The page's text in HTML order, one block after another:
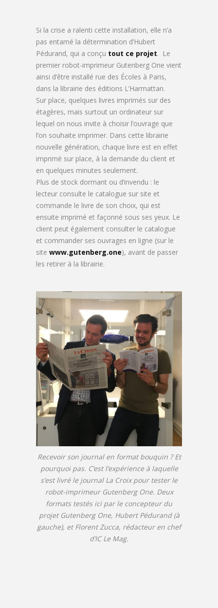
Si la crise a ralenti cette installation, elle n’a
pas entamé la détermination d’Hubert
Pédurand, qui a conçu tout ce projet. Le
premier robot-imprimeur Gutenberg One vient
ainsi d’être installé rue des Écoles à Paris,
dans la librairie des éditions L’Harmattan.
Sur place, quelques livres imprimés sur des
étagères, mais surtout un ordinateur sur
lequel on nous invite à choisir l’ouvrage que
l’on souhaite imprimer. Dans cette librairie
nouvelle génération, chaque livre est en effet
imprimé sur place, à la demande du client et
en quelques minutes seulement.
Plus de stock dormant ou d’invendu : le
lecteur consulte le catalogue sur site et
commande le livre de son choix, qui est
ensuite imprimé et façonné sous ses yeux. Le
client peut également consulter le catalogue
et commander ses ouvrages en ligne (sur le
site www.gutenberg.one), avant de passer
les retirer à la librairie.
Recevoir son journal en format bouquin ? Et
pourquoi pas. C’est l’expérience à laquelle
s’est livré le journal La Croix pour tester le
robot-imprimeur Gutenberg One. Deux
formats testés ici par le concepteur du
projet Gutenberg One, Hubert Pédurand (à
gauche), et Florent Zucca, rédacteur en chef
d’IC Le Mag.